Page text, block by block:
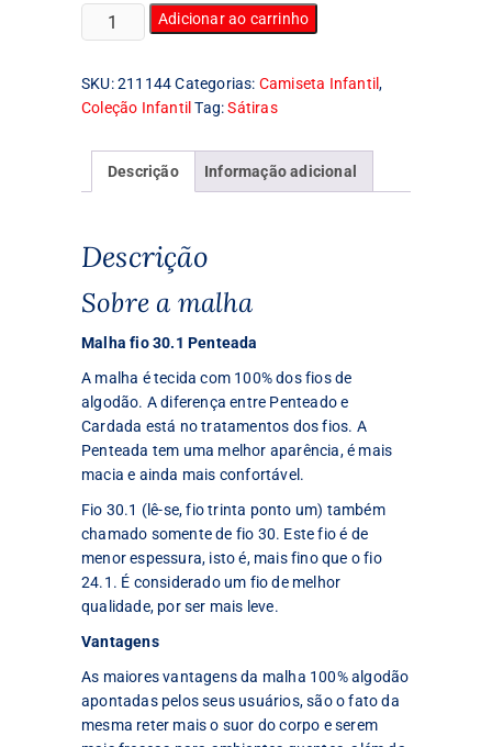
Camiseta
Infantil
quantidade
Adicionar ao carrinho
SKU:211144 Categorias: Camiseta Infantil,
Coleção Infantil Tag:Sátiras
Descrição Informação adicional
Descrição
Sobre a malha
Malha fio 30.1 Penteada
A malha é tecida com 100% dos fios de
algodão. A diferença entre Penteado e
Cardada está no tratamentos dos fios. A
Penteada tem uma melhor aparência, é mais
macia e ainda mais confortável.
Fio 30.1 (lê-se, fio trinta ponto um) também
chamado somente de fio 30. Este fio é de
menor espessura, isto é, mais fino que o fio
24.1. É considerado um fio de melhor
qualidade, por ser mais leve.
Vantagens
As maiores vantagens da malha 100% algodão
apontadas pelos seus usuários, são o fato da
mesma reter mais o suor do corpo e serem